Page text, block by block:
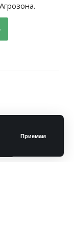
Приемам